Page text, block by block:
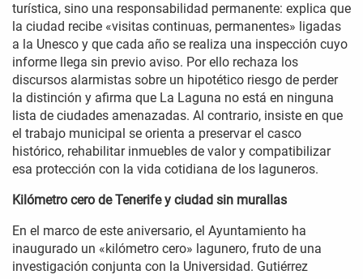
turística, sino una responsabilidad permanente: explica que
la ciudad recibe «visitas continuas, permanentes» ligadas
a la Unesco y que cada año se realiza una inspección cuyo
informe llega sin previo aviso. Por ello rechaza los
discursos alarmistas sobre un hipotético riesgo de perder
la distinción y afirma que La Laguna no está en ninguna
lista de ciudades amenazadas. Al contrario, insiste en que
el trabajo municipal se orienta a preservar el casco
histórico, rehabilitar inmuebles de valor y compatibilizar
esa protección con la vida cotidiana de los laguneros.
Kilómetro cero de Tenerife y ciudad sin murallas
En el marco de este aniversario, el Ayuntamiento ha
inaugurado un «kilómetro cero» lagunero, fruto de una
investigación conjunta con la Universidad. Gutiérrez